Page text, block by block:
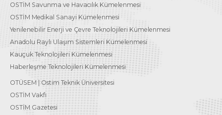
OSTİM Savunma ve Havacılık Kümelenmesi
OSTİM Medikal Sanayi Kümelenmesi
Yenilenebilir Enerji ve Çevre Teknolojileri Kümelenmesi
Anadolu Raylı Ulaşım Sistemleri Kümelenmesi
Kauçuk Teknolojileri Kümelenmesi
Haberleşme Teknolojileri Kümelenmesi
OTÜSEM | Ostim Teknik Üniversitesi
OSTİM Vakfı
OSTİM Gazetesi